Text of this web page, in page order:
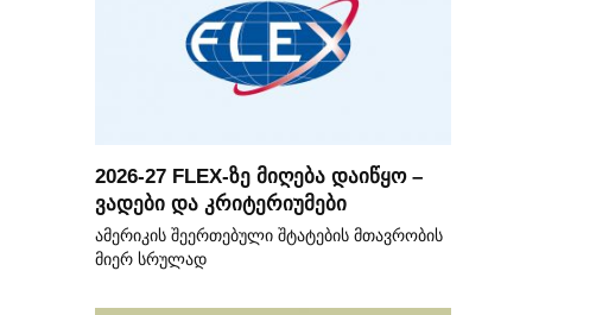
2026-27 FLEX-ზე მიღება დაიწყო –
ვადები და კრიტერიუმები
ამერიკის შეერთებული შტატების მთავრობის
მიერ სრულად